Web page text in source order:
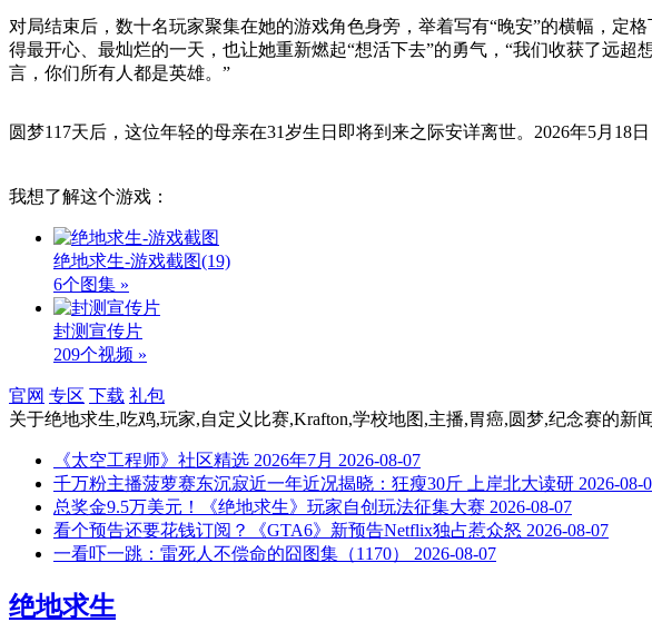
对局结束后，数十名玩家聚集在她的游戏角色身旁，举着写有“晚安”的横幅，定
得最开心、最灿烂的一天，也让她重新燃起“想活下去”的勇气，“我们收获了远
言，你们所有人都是英雄。”
圆梦117天后，这位年轻的母亲在31岁生日即将到来之际安详离世。2026年5月18
我想了解这个游戏：
绝地求生-游戏截图(19)
6个图集 »
封测宣传片
209个视频 »
官网 专区 下载 礼包
关于绝地求生,吃鸡,玩家,自定义比赛,Krafton,学校地图,主播,胃癌,圆梦,纪念赛的新闻
《太空工程师》社区精选 2026年7月 2026-08-07
千万粉主播菠萝赛东沉寂近一年近况揭晓：狂瘦30斤 上岸北大读研 2026-08-
总奖金9.5万美元！《绝地求生》玩家自创玩法征集大赛 2026-08-07
看个预告还要花钱订阅？《GTA6》新预告Netflix独占惹众怒 2026-08-07
一看吓一跳：雷死人不偿命的囧图集（1170）
2026-08-07
绝地求生